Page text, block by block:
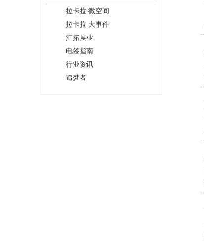
拉卡拉 微空间
拉卡拉 大事件
汇拓展业
电签指南
行业资讯
追梦者